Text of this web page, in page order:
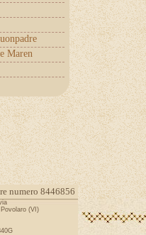
Maren
numero 8446856
(VI)